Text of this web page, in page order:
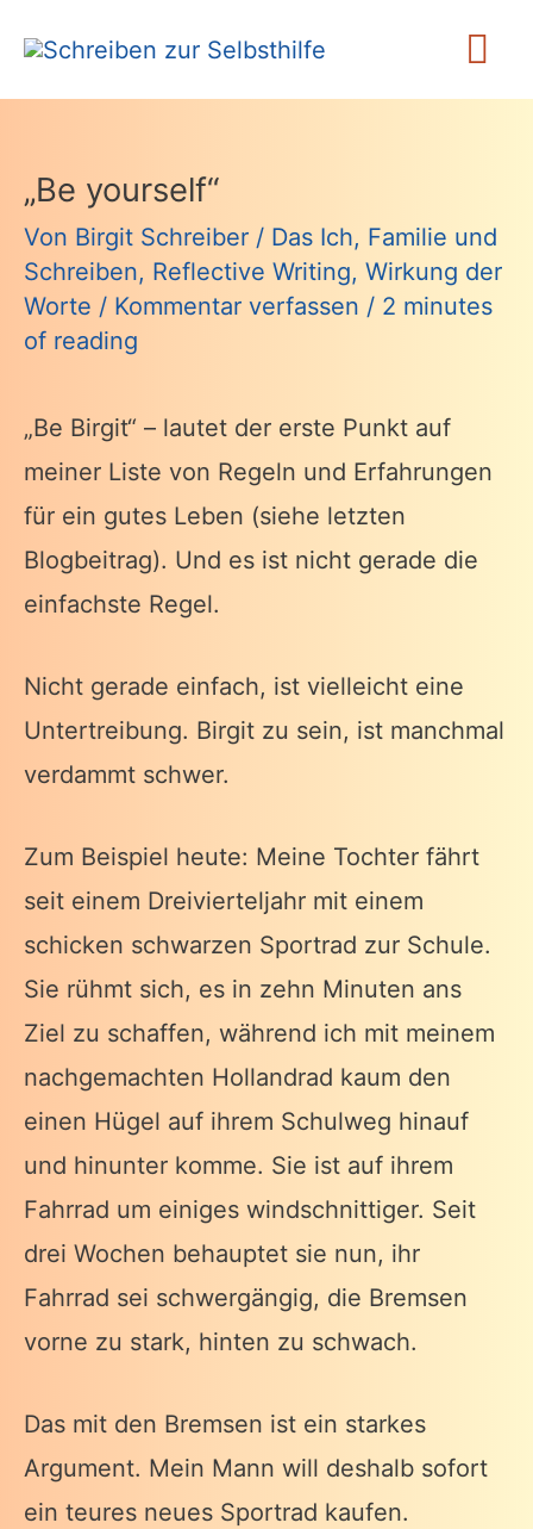
Inhalt
springen
„Be yourself“
Von Birgit Schreiber / Das Ich, Familie und
Schreiben, Reflective Writing, Wirkung der
Worte / Kommentar verfassen / 2 minutes
of reading
„Be Birgit“ – lautet der erste Punkt auf
meiner Liste von Regeln und Erfahrungen
für ein gutes Leben (siehe letzten
Blogbeitrag). Und es ist nicht gerade die
einfachste Regel.
Nicht gerade einfach, ist vielleicht eine
Untertreibung. Birgit zu sein, ist manchmal
verdammt schwer.
Zum Beispiel heute: Meine Tochter fährt
seit einem Dreivierteljahr mit einem
schicken schwarzen Sportrad zur Schule.
Sie rühmt sich, es in zehn Minuten ans
Ziel zu schaffen, während ich mit meinem
nachgemachten Hollandrad kaum den
einen Hügel auf ihrem Schulweg hinauf
und hinunter komme. Sie ist auf ihrem
Fahrrad um einiges windschnittiger. Seit
drei Wochen behauptet sie nun, ihr
Fahrrad sei schwergängig, die Bremsen
vorne zu stark, hinten zu schwach.
Das mit den Bremsen ist ein starkes
Argument. Mein Mann will deshalb sofort
ein teures neues Sportrad kaufen.